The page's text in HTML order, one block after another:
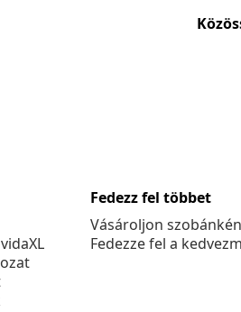
Fedezz fel többet
Vásároljon
Fedezze fel a